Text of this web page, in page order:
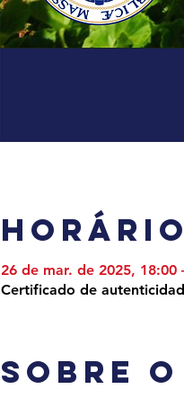
26 de mar. de 2025, 18:00
Certificado de
Sobre